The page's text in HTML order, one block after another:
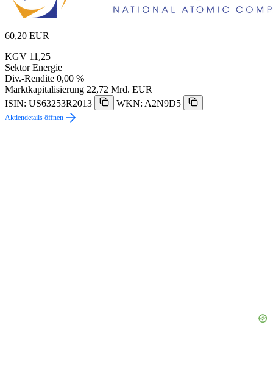
60,20 EUR
KGV 11,25
Sektor Energie
Div.-Rendite 0,00 %
Marktkapitalisierung 22,72 Mrd. EUR
ISIN: US63253R2013
WKN: A2N9D5
Aktiendetails öffnen